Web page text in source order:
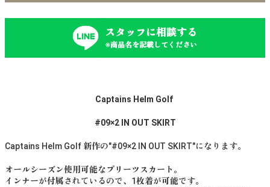
スタッフに相談する
※商品名を記載してください
Captains Helm Golf
#09×2 IN OUT SKIRT
Captains Helm Golf 新作の"#09×2 IN OUT SKIRT"になります。
オールシーズン使用可能なプリーツスカート。
インナーが付属されているので、1枚着が可能です。